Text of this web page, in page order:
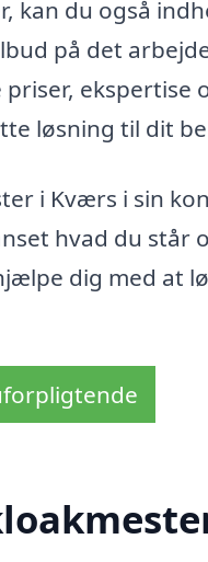
kan du også
på det
ekspertise
løsning til dit
i Kværs i sin
hvad du står
dig med at